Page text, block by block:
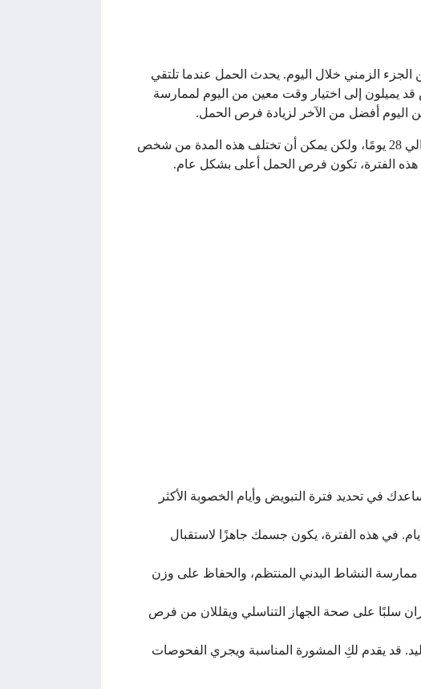
الزمني خلال اليوم. يحدث الحمل عندما تلتقي
قد يميلون إلى اختيار وقت معين من اليوم لممارسة
اليوم أفضل من الآخر لزيادة فرص الحمل.
إن فهم دورة الحيض يعتبر أمرًا حاسمًا عندما يكون الهدف هو الحمل. عادةً ما تستمر دورة الحيض لمدة حوالي 28 يومًا، ولكن يمكن أن تختلف هذه المدة من شخص
هذه الفترة، تكون فرص الحمل أعلى بشكل عام.
في تحديد فترة التبويض وأيام الخصوبة الأكثر
في هذه الفترة، يكون جسمك جاهزًا لاستقبال
النشاط البدني المنتظم، والحفاظ على وزن
سلبًا على صحة الجهاز التناسلي ويقللان من فرص
قد يقدم لكِ المشورة المناسبة ويجري الفحوصات